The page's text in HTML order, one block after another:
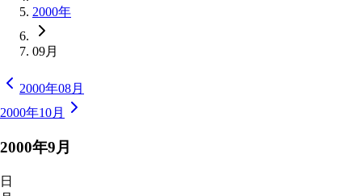
2000年
09月
2000年08月
2000年10月
2000年9月
日